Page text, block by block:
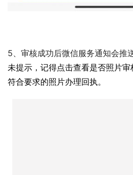
5、审核成功后微信服务通知会推
未提示，记得点击查看是否照片
符合要求的照片办理回执。